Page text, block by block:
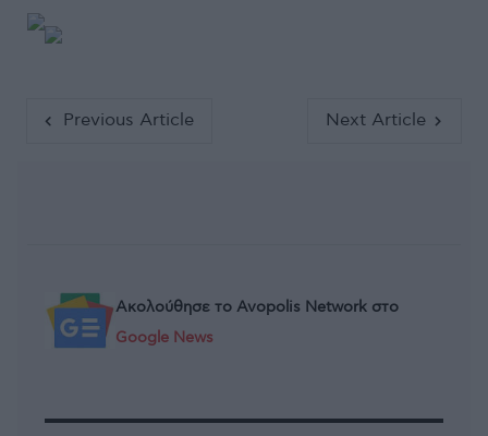
Previous Article Next Article
Ακολούθησε το Avopolis Network στο
Google News